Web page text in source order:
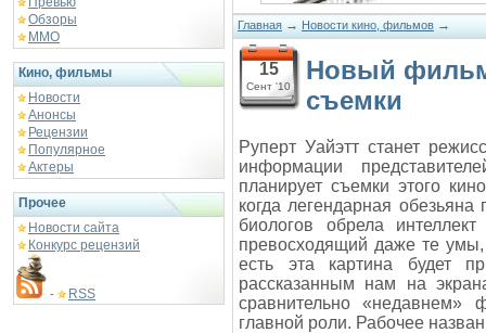
Обзоры
ММО
Кино, фильмы
Новости
Анонсы
Рецензии
Популярное
Актеры
Прочее
Новости сайта
Конкурс рецензий
- RSS
Главная → Новости кино, фильмов →
15
Сент '10
Новый
съемки
Руперт Уайэтт станет
информации
планирует съемки этого
когда легендарная
биологов обрела
превосходящий даже те
есть эта картина будет
рассказанным нам на
сравнительно
главной роли. Рабочее